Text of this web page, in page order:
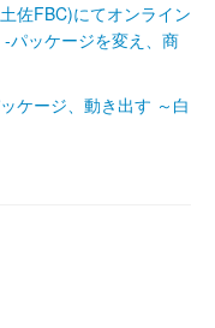
佐FBC)にてオンライン
ッケージを変え、商
ケージ、動き出す ～白